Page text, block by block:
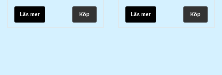
Läs mer Läs mer